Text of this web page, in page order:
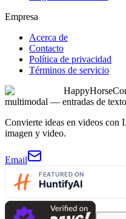
Empresa
Acerca de
Contacto
Política de privacidad
Términos de servicio
HappyHorse
multimodal — entradas de
Convierte ideas en videos
imagen y video.
Email